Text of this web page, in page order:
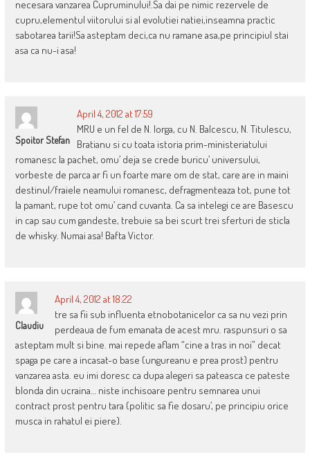
necesara vanzarea Cupruminului!.Sa dai pe nimic rezervele de
cupru,elementul viitorului si al evolutiei natiei,inseamna practic
sabotarea tarii!Sa asteptam deci,ca nu ramane asa,pe principiul stai
asa ca nu-i asa!
Spoitor Stefan
April 4, 2012 at 17:59
MRU e un fel de N. Iorga, cu N. Balcescu, N. Titulescu,
Bratianu si cu toata istoria prim-ministeriatului
romanesc la pachet, omu’ deja se crede buricu’ universului,
vorbeste de parca ar fi un foarte mare om de stat, care are in maini
destinul/fraiele neamului romanesc, defragmenteaza tot, pune tot
la pamant, rupe tot omu’ cand cuvanta. Ca sa intelegi ce are Basescu
in cap sau cum gandeste, trebuie sa bei scurt trei sferturi de sticla
de whisky. Numai asa! Bafta Victor.
Claudiu
April 4, 2012 at 18:22
tre sa fii sub influenta etnobotanicelor ca sa nu vezi prin
perdeaua de fum emanata de acest mru. raspunsuri o sa
asteptam mult si bine. mai repede aflam “cine a tras in noi” decat
spaga pe care a incasat-o base (ungureanu e prea prost) pentru
vanzarea asta. eu imi doresc ca dupa alegeri sa pateasca ce pateste
blonda din ucraina… niste inchisoare pentru semnarea unui
contract prost pentru tara (politic sa fie dosaru’, pe principiu orice
musca in rahatul ei piere).